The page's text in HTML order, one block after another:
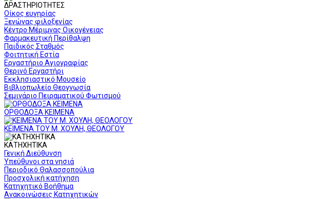
ΔΡΑΣΤΗΡΙΟΤΗΤΕΣ
Οίκος ευγηρίας
Ξενώνας φιλοξενίας
Κέντρο Μέριμνας Οικογένειας
Φαρμακευτική Περίθαλψη
Παιδικός Σταθμός
Φοιτητική Εστία
Εργαστήριο Αγιογραφίας
Θερινό Εργαστήρι
Εκκλησιαστικό Μουσείο
Βιβλιοπωλείο Θεογνωσία
Σεμινάριο Πειραματικού Φωτισμού
ΟΡΘΟΔΟΞΑ ΚΕΙΜΕΝΑ
ΚΕΙΜΕΝΑ ΤΟΥ Μ. ΧΟΥΛΗ, ΘΕΟΛΟΓΟΥ
ΚΑΤΗΧΗΤΙΚΑ
Γενική Διεύθυνση
Υπεύθυνοι στα νησιά
Περιοδικό Θαλασσοπούλια
Προσχολική κατήχηση
Κατηχητικό Βοήθημα
Ανακοινώσεις Κατηχητικών